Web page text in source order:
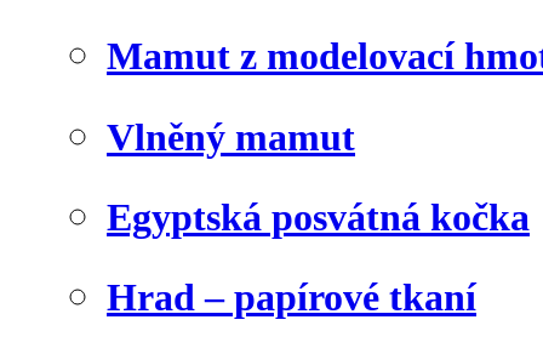
Mamut z modelovací
Vlněný mamut
Egyptská posvátná kočka
Hrad – papírové tkaní